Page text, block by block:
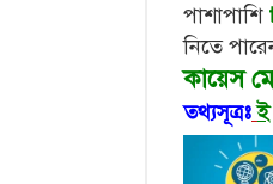
পাশাপাশি
নিতে
কায়েস
তথ্যসূত্রঃ